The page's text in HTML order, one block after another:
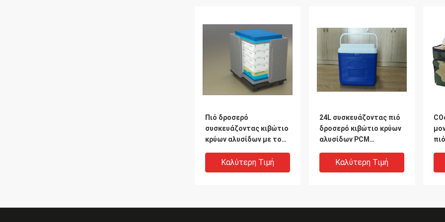
Πιό δροσερό
συσκευάζοντας κιβώτιο
κρύων αλυσίδων με το
Καλύτερη Τιμή
24L συσκευάζοντας πιό
δροσερό κιβώτιο κρύων
αλυσίδων PCM
πράσινο με τη λαβή σε
ιατρικό
Καλύτερη Τιμή